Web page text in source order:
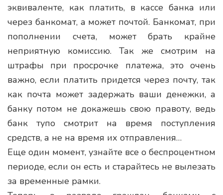
эквиваленте, как платить, в кассе банка или
через банкомат, а может почтой. Банкомат, при
пополнении счета, может брать крайне
неприятную комиссию. Так же смотрим на
штрафы при просрочке платежа, это очень
важно, если платить придется через почту, так
как почта может задержать ваши денежки, а
банку потом не докажешь свою правоту, ведь
банк тупо смотрит на время поступления
средств, а не на время их отправления…
Еще один момент, узнайте все о беспроцентном
периоде, если он есть и старайтесь не вылезать
за временные рамки.